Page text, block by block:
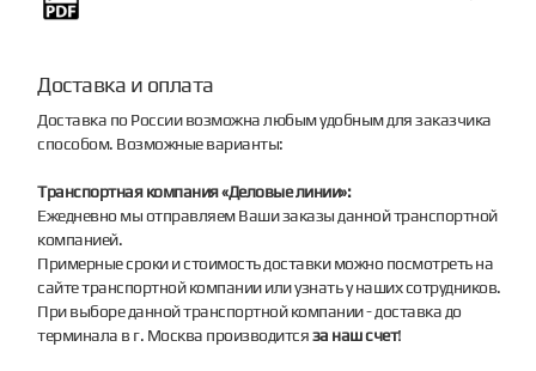
Доставка и оплата
Доставка по России возможна любым удобным для заказчика
способом. Возможные варианты:
Транспортная компания «Деловые линии»:
Ежедневно мы отправляем Ваши заказы данной транспортной
компанией.
Примерные сроки и стоимость доставки можно посмотреть на
сайте транспортной компании или узнать у наших сотрудников.
При выборе данной транспортной компании - доставка до
терминала в г. Москва производитсяза наш счет!